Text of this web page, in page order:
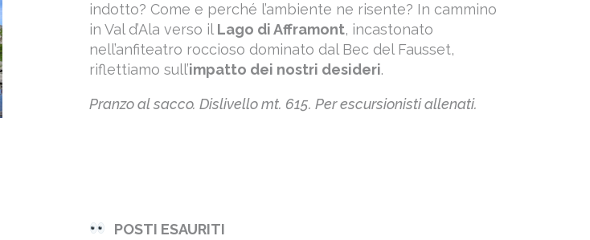
indotto? Come e perché l’ambiente ne risente? In cammino
in Val d’Ala verso il Lago di Afframont, incastonato
nell’anfiteatro roccioso dominato dal Bec del Fausset,
riflettiamo sull’impatto dei nostri desideri.
Pranzo al sacco. Dislivello mt. 615. Per escursionisti allenati.
POSTI ESAURITI